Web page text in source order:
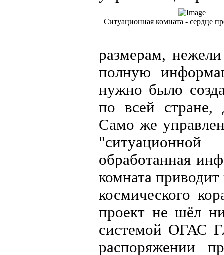
Ситуационная комната - сердце
размерам,
полную
нужно было
по всей стране,
Само же
обработанная
комната
космического
проект не шёл
системой ОГАС
распоряжении